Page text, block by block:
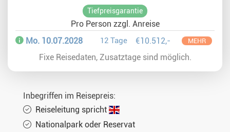
Tiefpreisgarantie
Pro Person zzgl. Anreise
Mo. 10.07.2028
12 Tage €10.512,- MEHR
Fixe Reisedaten, Zusatztage sind möglich.
Inbegriffen im Reisepreis:
Reiseleitung spricht
Nationalpark oder Reservat